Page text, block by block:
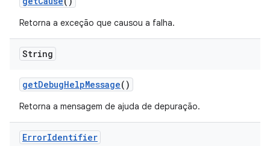
Retorna a exceção que causou a falha.
String
getDebugHelpMessage()
Retorna a mensagem de ajuda de depuração.
ErrorIdentifier